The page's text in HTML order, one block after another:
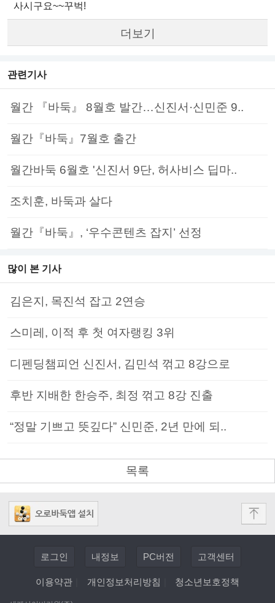
사시구요~~꾸벅!
더보기
관련기사
월간 『바둑』 8월호 발간…신진서·신민준 9..
월간『바둑』7월호 출간
월간바둑 6월호 '신진서 9단, 허사비스 딥마..
조치훈, 바둑과 살다
월간『바둑』, ‘우수콘텐츠 잡지’ 선정
많이 본 기사
김은지, 목진석 잡고 2연승
스미레, 이적 후 첫 여자랭킹 3위
디펜딩챔피언 신진서, 김민석 꺾고 8강으로
후반 지배한 한승주, 최정 꺾고 8강 진출
“정말 기쁘고 뜻깊다” 신민준, 2년 만에 되..
목록
로그인 내정보 PC버전 고객센터
이용약관 개인정보처리방침 청소년보호정책